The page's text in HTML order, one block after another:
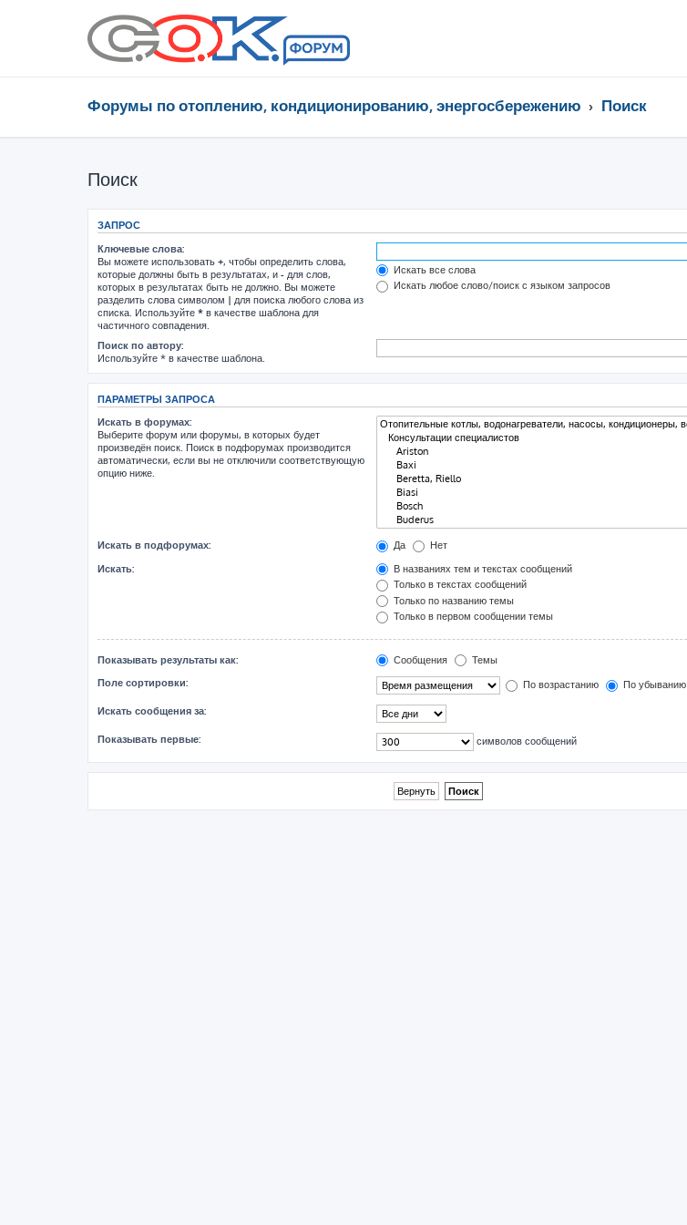
Форумы по отоплению, кондиционированию, энергосбережению Поиск
Поиск
ЗАПРОС
Ключевые слова:
Вы можете использовать +, чтобы определить слова,
которые должны быть в результатах, и - для слов,
которых в результатах быть не должно. Вы можете
разделить слова символом | для поиска любого слова из
списка. Используйте * в качестве шаблона для
частичного совпадения.
Искать все слова
Искать любое слово/поиск с языком запросов
Поиск по автору:
Используйте * в качестве шаблона.
ПАРАМЕТРЫ ЗАПРОСА
Искать в форумах:
Выберите форум или форумы, в которых будет
произведён поиск. Поиск в подфорумах производится
автоматически, если вы не отключили соответствующую
опцию ниже.
Искать в подфорумах: Да
Нет
Искать:
В названиях тем и текстах сообщений
Только в текстах сообщений
Только по названию темы
Только в первом сообщении темы
Показывать результаты как: Сообщения
Темы
Поле сортировки:
По возрастанию По убыванию
Искать сообщения за:
Показывать первые: символов сообщений